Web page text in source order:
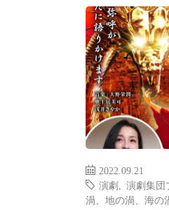
2022.09.21
演劇
演劇集団
渦、地の渦、海の